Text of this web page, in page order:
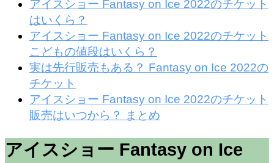
アイスショー Fantasy on Ice 2022のチケット
はいくら？
アイスショー Fantasy on Ice 2022のチケット
こどもの値段はいくら？
実は先行販売もある？ Fantasy on Ice 2022の
チケット
アイスショー Fantasy on Ice 2022のチケット
販売はいつから？ まとめ
アイスショー Fantasy on Ice